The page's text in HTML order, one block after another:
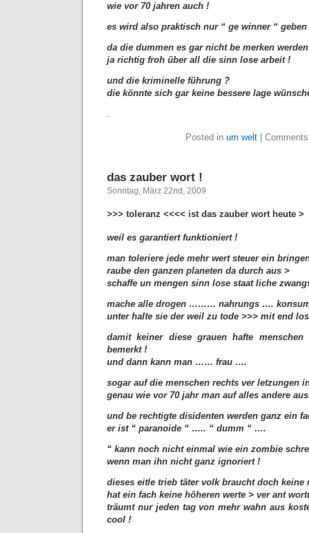
wie vor 70 jahren auch !
es wird also praktisch nur “ ge winner “ geben
da die dummen es gar nicht be merken
ja richtig froh über all die sinn lose arbeit !
und die kriminelle führung ?
die könnte sich gar keine bessere lage
.
Posted in um welt
das zauber wort !
Sonntag, März 22nd, 2009
>>> toleranz <<<< ist das zauber wort heute >
weil es garantiert funktioniert !
man toleriere jede mehr wert steuer ein
raube den ganzen planeten da durch aus >
schaffe un mengen sinn lose staat liche
mache alle drogen ……… nahrungs ….
unter halte sie der weil zu tode >>> mit end
damit keiner diese grauen hafte
bemerkt !
und dann kann man …… frau ….
sogar auf die menschen rechts ver letzungen
genau wie vor 70 jahr man auf alles andere
und be rechtigte disidenten werden ganz ein
er ist “ paranoide “ ….. “ dumm “ ….
“ kann noch nicht einmal wie ein zombie
wenn man ihn nicht ganz ignoriert !
dieses eitle trieb täter volk braucht doch keine
hat ein fach keine höheren werte > ver ant
träumt nur jeden tag von mehr wahn aus
cool !